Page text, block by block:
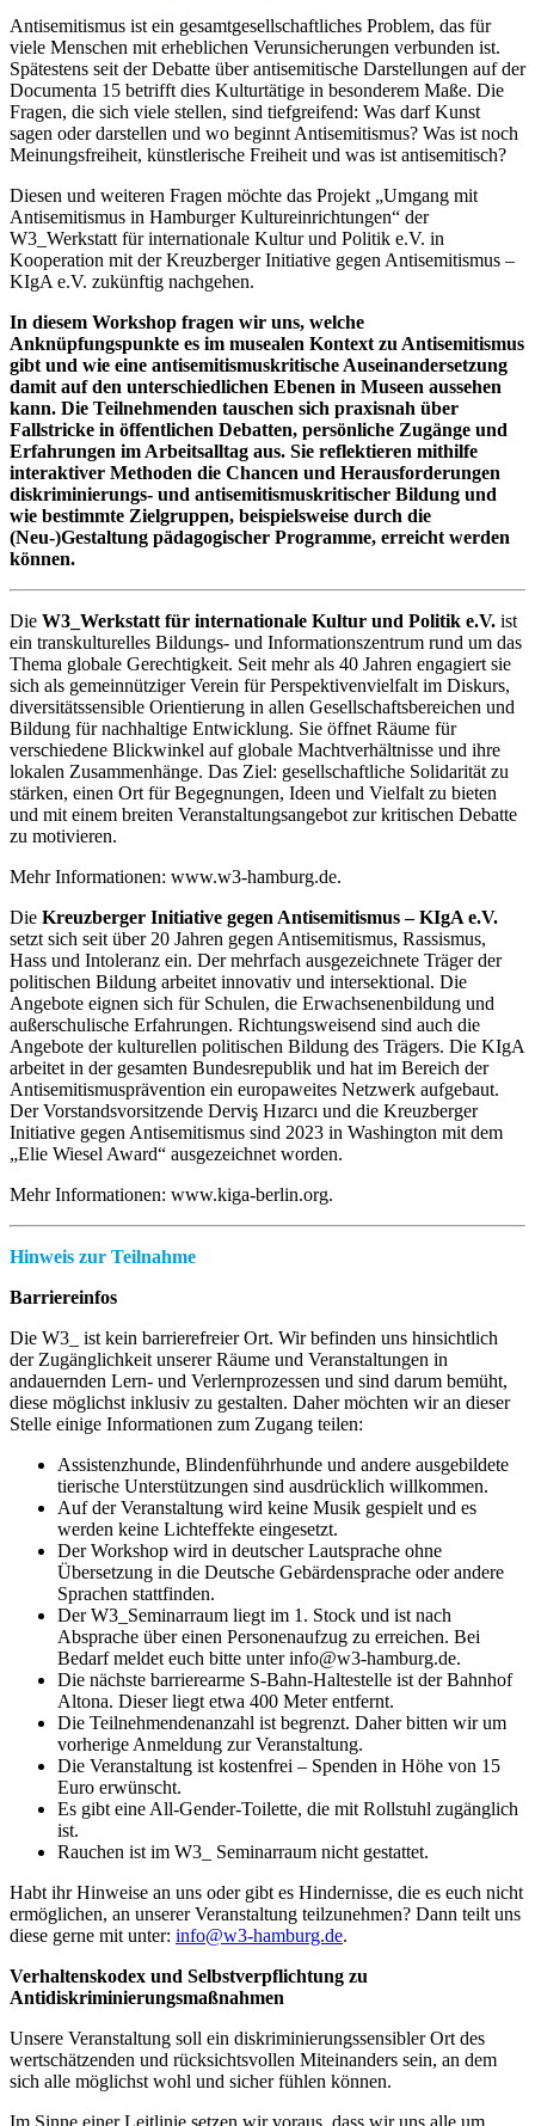
Antisemitismus ist ein gesamtgesellschaftliches Problem, das für
viele Menschen mit erheblichen Verunsicherungen verbunden ist.
Spätestens seit der Debatte über antisemitische Darstellungen auf der
Documenta 15 betrifft dies Kulturtätige in besonderem Maße. Die
Fragen, die sich viele stellen, sind tiefgreifend: Was darf Kunst
sagen oder darstellen und wo beginnt Antisemitismus? Was ist noch
Meinungsfreiheit, künstlerische Freiheit und was ist antisemitisch?
Diesen und weiteren Fragen möchte das Projekt „Umgang mit
Antisemitismus in Hamburger Kultureinrichtungen“ der
W3_Werkstatt für internationale Kultur und Politik e.V. in
Kooperation mit der Kreuzberger Initiative gegen Antisemitismus –
KIgA e.V. zukünftig nachgehen.
In diesem Workshop fragen wir uns, welche
Anknüpfungspunkte es im musealen Kontext zu Antisemitismus
gibt und wie eine antisemitismuskritische Auseinandersetzung
damit auf den unterschiedlichen Ebenen in Museen aussehen
kann. Die Teilnehmenden tauschen sich praxisnah über
Fallstricke in öffentlichen Debatten, persönliche Zugänge und
Erfahrungen im Arbeitsalltag aus. Sie reflektieren mithilfe
interaktiver Methoden die Chancen und Herausforderungen
diskriminierungs- und antisemitismuskritischer Bildung und
wie bestimmte Zielgruppen, beispielsweise durch die
(Neu-)Gestaltung pädagogischer Programme, erreicht werden
können.
Die W3_Werkstatt für internationale Kultur und Politik e.V. ist
ein transkulturelles Bildungs- und Informationszentrum rund um das
Thema globale Gerechtigkeit. Seit mehr als 40 Jahren engagiert sie
sich als gemeinnütziger Verein für Perspektivenvielfalt im Diskurs,
diversitätssensible Orientierung in allen Gesellschaftsbereichen und
Bildung für nachhaltige Entwicklung. Sie öffnet Räume für
verschiedene Blickwinkel auf globale Machtverhältnisse und ihre
lokalen Zusammenhänge. Das Ziel: gesellschaftliche Solidarität zu
stärken, einen Ort für Begegnungen, Ideen und Vielfalt zu bieten
und mit einem breiten Veranstaltungsangebot zur kritischen Debatte
zu motivieren.
Mehr Informationen: www.w3-hamburg.de.
Die Kreuzberger Initiative gegen Antisemitismus – KIgA e.V.
setzt sich seit über 20 Jahren gegen Antisemitismus, Rassismus,
Hass und Intoleranz ein. Der mehrfach ausgezeichnete Träger der
politischen Bildung arbeitet innovativ und intersektional. Die
Angebote eignen sich für Schulen, die Erwachsenenbildung und
außerschulische Erfahrungen. Richtungsweisend sind auch die
Angebote der kulturellen politischen Bildung des Trägers. Die KIgA
arbeitet in der gesamten Bundesrepublik und hat im Bereich der
Antisemitismusprävention ein europaweites Netzwerk aufgebaut.
Der Vorstandsvorsitzende Derviş Hızarcı und die Kreuzberger
Initiative gegen Antisemitismus sind 2023 in Washington mit dem
„Elie Wiesel Award“ ausgezeichnet worden.
Mehr Informationen: www.kiga-berlin.org.
Hinweis zur Teilnahme
Barriereinfos
Die W3_ ist kein barrierefreier Ort. Wir befinden uns hinsichtlich
der Zugänglichkeit unserer Räume und Veranstaltungen in
andauernden Lern- und Verlernprozessen und sind darum bemüht,
diese möglichst inklusiv zu gestalten. Daher möchten wir an dieser
Stelle einige Informationen zum Zugang teilen:
Assistenzhunde, Blindenführhunde und andere ausgebildete
tierische Unterstützungen sind ausdrücklich willkommen.
Auf der Veranstaltung wird keine Musik gespielt und es
werden keine Lichteffekte eingesetzt.
Der Workshop wird in deutscher Lautsprache ohne
Übersetzung in die Deutsche Gebärdensprache oder andere
Sprachen stattfinden.
Der W3_Seminarraum liegt im 1. Stock und ist nach
Absprache über einen Personenaufzug zu erreichen. Bei
Bedarf meldet euch bitte unter info@w3-hamburg.de.
Die nächste barrierearme S-Bahn-Haltestelle ist der Bahnhof
Altona. Dieser liegt etwa 400 Meter entfernt.
Die Teilnehmendenanzahl ist begrenzt. Daher bitten wir um
vorherige Anmeldung zur Veranstaltung.
Die Veranstaltung ist kostenfrei – Spenden in Höhe von 15
Euro erwünscht.
Es gibt eine All-Gender-Toilette, die mit Rollstuhl zugänglich
ist.
Rauchen ist im W3_ Seminarraum nicht gestattet.
Habt ihr Hinweise an uns oder gibt es Hindernisse, die es euch nicht
ermöglichen, an unserer Veranstaltung teilzunehmen? Dann teilt uns
diese gerne mit unter: info@w3-hamburg.de.
Verhaltenskodex und Selbstverpflichtung zu
Antidiskriminierungsmaßnahmen
Unsere Veranstaltung soll ein diskriminierungssensibler Ort des
wertschätzenden und rücksichtsvollen Miteinanders sein, an dem
sich alle möglichst wohl und sicher fühlen können.
Im Sinne einer Leitlinie setzen wir voraus, dass wir uns alle um